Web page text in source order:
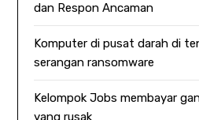
dan Respon Ancaman
Komputer di pusat darah di
serangan ransomware
Kelompok Jobs membayar
yang rusak